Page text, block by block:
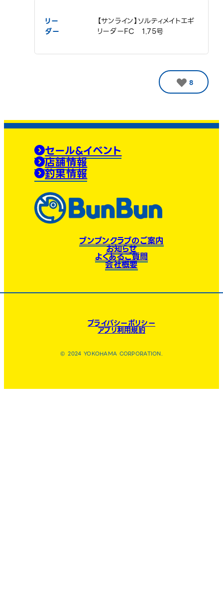
リー
ダー
【サンライン】ソルティメイトエギ
リーダーFC 1.75号
8
セール&イベント
店舗情報
釣果情報
ブンブンクラブのご案内
お知らせ
よくあるご質問
会社概要
プライバシーポリシー
アプリ利用規約
© 2024 YOKOHAMA CORPORATION.